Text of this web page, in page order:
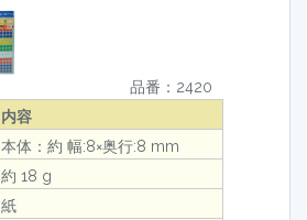
品番：2420
内容
本体：約 幅:8×奥行:8 mm
約 18 g
紙